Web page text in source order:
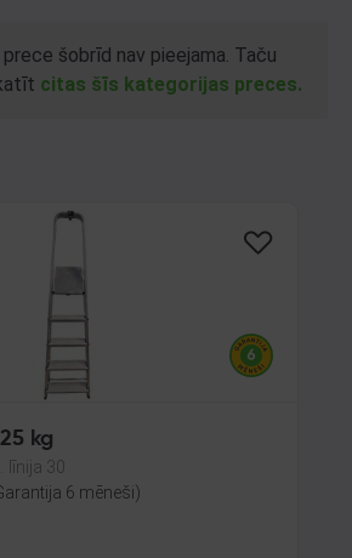
šobrīd nav pieejama. Taču
citas šīs kategorijas preces.
kg
līnija 30
6 mēneši)